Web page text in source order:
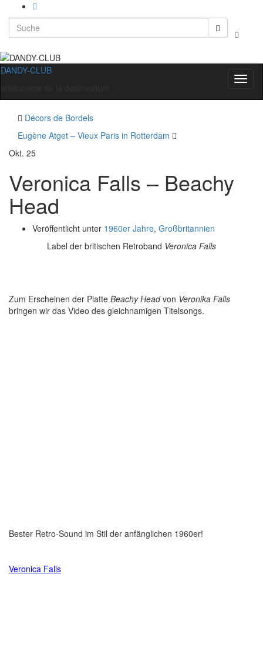
Search
for:
DANDY-CLUB
Décors de Bordels
Eugène Atget – Vieux Paris in Rotterdam
Okt. 25
Veronica Falls – Beachy
Head
Veröffentlicht unter 1960er Jahre, Großbritannien
Label der britischen Retroband Veronica Falls
Zum Erscheinen der Platte Beachy Headvon Veronika Falls
bringen wir das Video des gleichnamigen Titelsongs.
Bester Retro-Sound im Stil der anfänglichen 1960er!
Veronica Falls